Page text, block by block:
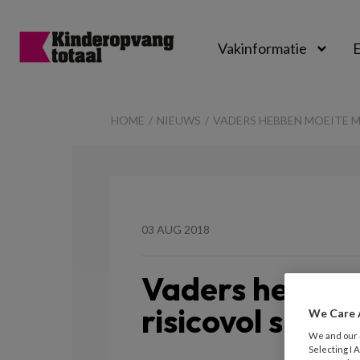
Vakinformatie
HOME NIEUWS VADERS HEBBEN MOEITE
03 AUG 2018
Vaders
risicovol spelWe Care
We and our
Selecting I